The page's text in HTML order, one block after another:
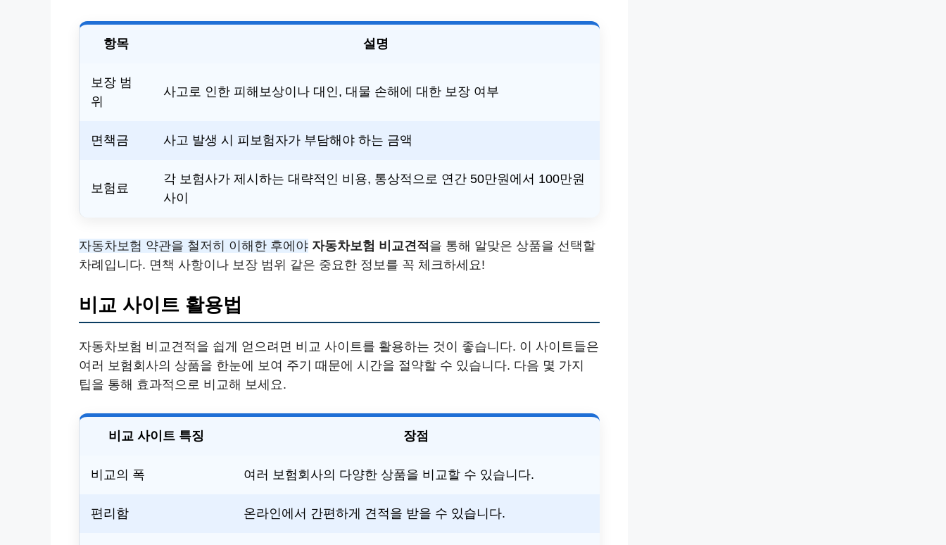
항목 설명
보장 범
위
사고로 인한 피해보상이나 대인, 대물 손해에 대한 보장 여부
면책금 사고 발생 시 피보험자가 부담해야 하는 금액
보험료
각 보험사가 제시하는 대략적인 비용, 통상적으로 연간 50만원에서 100만원
사이
자동차보험 약관을 철저히 이해한 후에야 자동차보험 비교견적 을 통해 알맞은 상품을 선택할
차례입니다. 면책 사항이나 보장 범위 같은 중요한 정보를 꼭 체크하세요!
비교 사이트 활용법
자동차보험 비교견적을 쉽게 얻으려면 비교 사이트를 활용하는 것이 좋습니다. 이 사이트들은
여러 보험회사의 상품을 한눈에 보여 주기 때문에 시간을 절약할 수 있습니다. 다음 몇 가지
팁을 통해 효과적으로 비교해 보세요.
비교 사이트 특징 장점
비교의 폭 여러 보험회사의 다양한 상품을 비교할 수 있습니다.
편리함 온라인에서 간편하게 견적을 받을 수 있습니다.